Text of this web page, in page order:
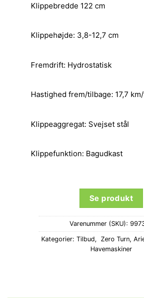
Klippebredde 122 cm
Klippehøjde: 3,8-12,7 cm
Fremdrift: Hydrostatisk
Hastighed frem/tilbage: 17,7
Klippeaggregat: Svejset stål
Klippefunktion: Bagudkast
Se produkt
Varenummer (SKU):
Kategorier: Tilbud, Zero Turn,
Havemaskiner